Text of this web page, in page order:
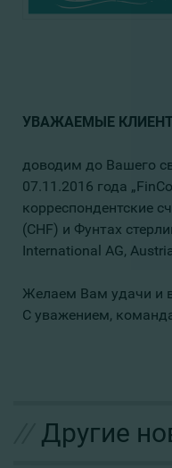
УВАЖАЕМЫЕ
доводим до Вашего
07.11.2016 года
корреспондентские
(CHF) и Фунтах
International AG,
Желаем Вам удачи и
С уважением,
Другие